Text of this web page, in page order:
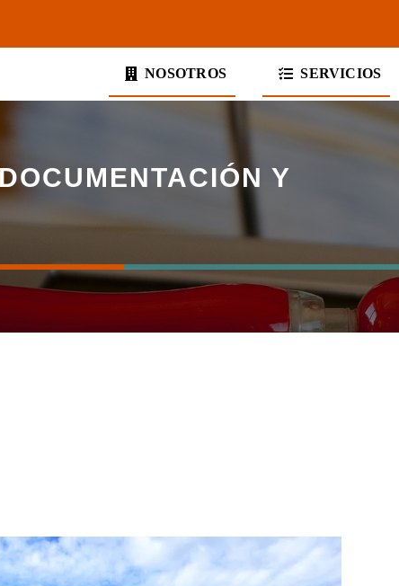
NOSOTROS SERVICIOS
Y